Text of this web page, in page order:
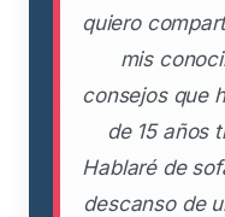
quiero
mis
consejos que
de 15 años
Hablaré de
descanso de